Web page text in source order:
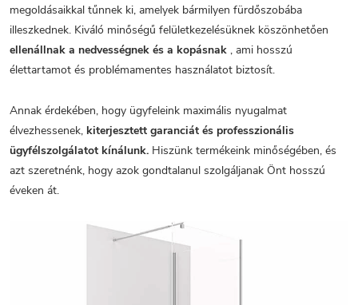
megoldásaikkal tűnnek ki, amelyek bármilyen fürdőszobába
illeszkednek. Kiváló minőségű felületkezelésüknek köszönhetően
ellenállnak a nedvességnek és a kopásnak , ami hosszú
élettartamot és problémamentes használatot biztosít.
Annak érdekében, hogy ügyfeleink maximális nyugalmat
élvezhessenek, kiterjesztett garanciát és professzionális
ügyfélszolgálatot kínálunk. Hiszünk termékeink minőségében, és
azt szeretnénk, hogy azok gondtalanul szolgáljanak Önt hosszú
éveken át.